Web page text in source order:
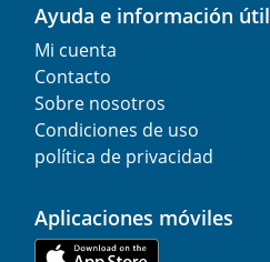
Ayuda e información útil
Mi cuenta
Contacto
Sobre nosotros
Condiciones de uso
política de privacidad
Aplicaciones móviles